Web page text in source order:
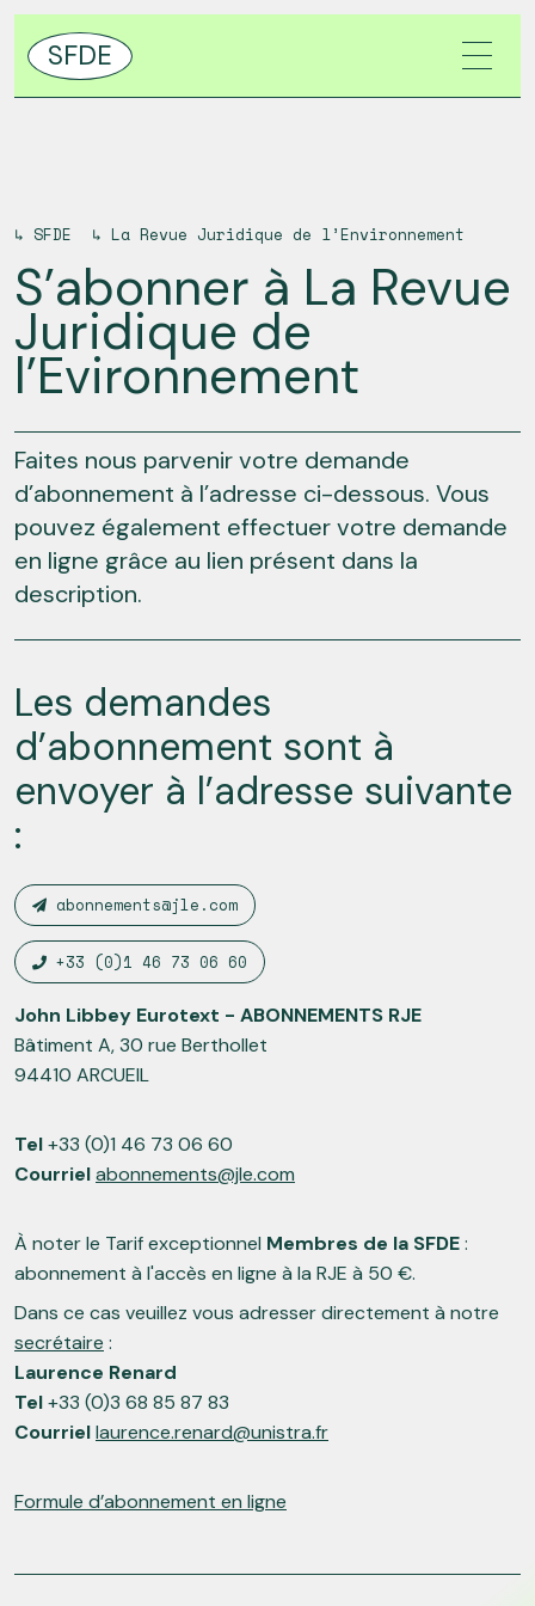
SFDE
↳ SFDE ↳ La Revue Juridique de l’Environnement
S’abonner à La Revue
Juridique de
l’Evironnement
Faites nous parvenir votre demande
d’abonnement à l’adresse ci-dessous. Vous
pouvez également effectuer votre demande
en ligne grâce au lien présent dans la
description.
Les demandes
d’abonnement sont à
envoyer à l’adresse suivante
:
abonnements@jle.com
+33 (0)1 46 73 06 60
John Libbey Eurotext - ABONNEMENTS RJE
Bâtiment A, 30 rue Berthollet
94410 ARCUEIL
Tel+33 (0)1 46 73 06 60
Courrielabonnements@jle.com
À noter le Tarif exceptionnel Membres de la SFDE:
abonnement à l'accès en ligne à la RJE à 50 €.
Dans ce cas veuillez vous adresser directement à notre
secrétaire :
Laurence Renard
Tel+33 (0)3 68 85 87 83
Courriellaurence.renard@unistra.fr
Formule d’abonnement en ligne